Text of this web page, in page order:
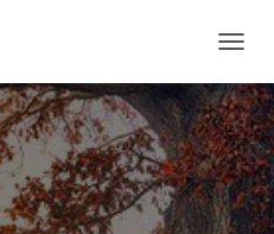
ビ
ゲ
ー
シ
ョ
ン
を